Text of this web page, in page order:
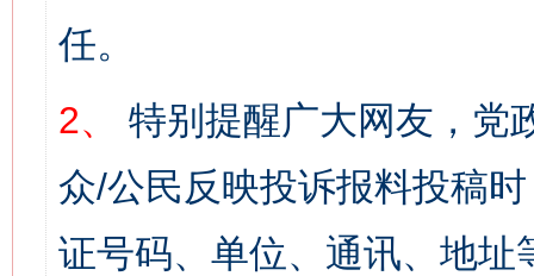
任。
2、
特别提醒广大网友，党
众/公民反映投诉报料投稿
证号码、单位、通讯、地